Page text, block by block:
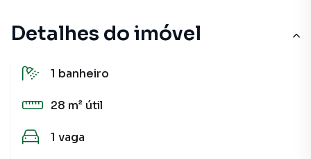
Detalhes do imóvel
1 banheiro
28 m² útil
1 vaga